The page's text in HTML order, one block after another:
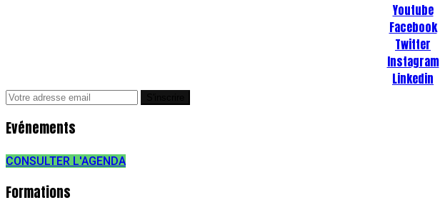
Youtube
Facebook
Twitter
Instagram
Linkedin
Evénements
CONSULTER L'AGENDA
Formations